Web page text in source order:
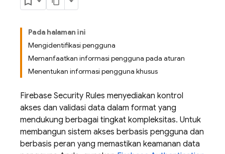
Pada halaman ini
Mengidentifikasi pengguna
Memanfaatkan informasi pengguna pada aturan
Menentukan informasi pengguna khusus
Firebase Security Rules menyediakan kontrol
akses dan validasi data dalam format yang
mendukung berbagai tingkat kompleksitas. Untuk
membangun sistem akses berbasis pengguna dan
berbasis peran yang memastikan keamanan data